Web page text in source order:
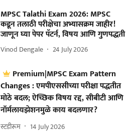
MPSC Talathi Exam 2026: MPSC
कडून तलाठी परीक्षेचा अभ्यासक्रम जाहीर!
जाणून घ्या पेपर पॅटर्न, विषय आणि गुणपद्धती
Vinod Dengale 24 July 2026
Premium|MPSC Exam Pattern
Changes : एमपीएससीच्या परीक्षा पद्धतीत
मोठे बदल; ऐच्छिक विषय रद्द, सीबीटी आणि
नॉर्मलायझेशनमुळे काय बदलणार?
स्टडीरूम 14 July 2026